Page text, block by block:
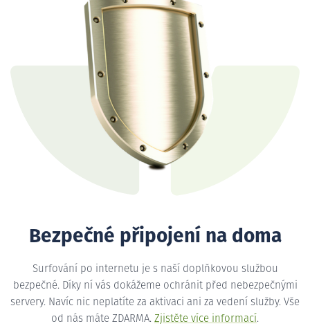
Bezpečné připojení na doma
Surfování po internetu je s naší doplňkovou službou
bezpečné. Díky ní vás dokážeme ochránit před nebezpečnými
servery. Navíc nic neplatíte za aktivaci ani za vedení služby. Vše
od nás máte ZDARMA. Zjistěte více informací.